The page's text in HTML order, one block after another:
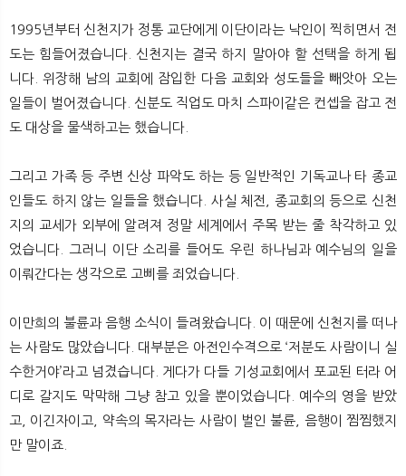
1995년부터 신천지가 정통 교단에게 이단이라는 낙인이 찍히면서 전
도는 힘들어졌습니다. 신천지는 결국 하지 말아야 할 선택을 하게 됩
니다. 위장해 남의 교회에 잠입한 다음 교회와 성도들을 빼앗아 오는
일들이 벌어졌습니다. 신분도 직업도 마치 스파이같은 컨셉을 잡고 전
도 대상을 물색하고는 했습니다.
그리고 가족 등 주변 신상 파악도 하는 등 일반적인 기독교나 타 종교
인들도 하지 않는 일들을 했습니다. 사실 체전, 종교회의 등으로 신천
지의 교세가 외부에 알려져 정말 세계에서 주목 받는 줄 착각하고 있
었습니다. 그러니 이단 소리를 들어도 우린 하나님과 예수님의 일을
이뤄간다는 생각으로 고삐를 죄었습니다.
이만희의 불륜과 음행 소식이 들려왔습니다. 이 때문에 신천지를 떠나
는 사람도 많았습니다. 대부분은 아전인수격으로 ‘저분도 사람이니 실
수한거야’라고 넘겼습니다. 게다가 다들 기성교회에서 포교된 터라 어
디로 갈지도 막막해 그냥 참고 있을 뿐이었습니다. 예수의 영을 받았
고, 이긴자이고, 약속의 목자라는 사람이 벌인 불륜, 음행이 찜찜했지
만 말이죠.